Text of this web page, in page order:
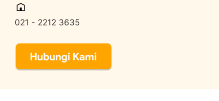
021 - 2212 3635